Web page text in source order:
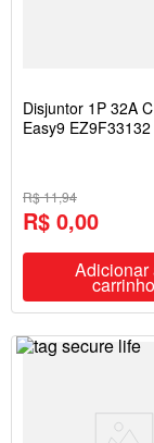
Disjuntor 1P 32A
Easy9
R$ 11,94
R$ 0,00
Adicionar